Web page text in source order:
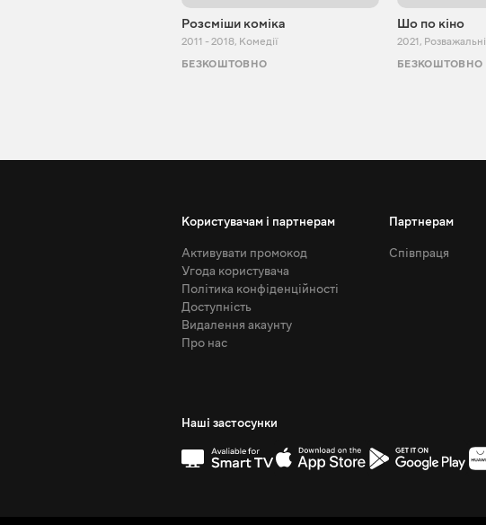
Розсміши коміка
2011 - 2018, Комедії
БЕЗКОШТОВНО
Шо по кіно
2021, Розважальні
БЕЗКОШТОВНО
Користувачам і партнерам
Активувати промокод
Угода користувача
Політика конфіденційності
Доступність
Видалення акаунту
Про нас
Партнерам
Співпраця
Наші застосунки